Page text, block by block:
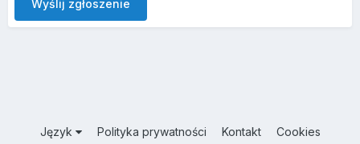
Wyślij zgłoszenie
Język Polityka prywatności Kontakt Cookies